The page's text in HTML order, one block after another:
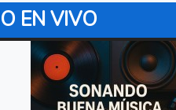
EN VIVO